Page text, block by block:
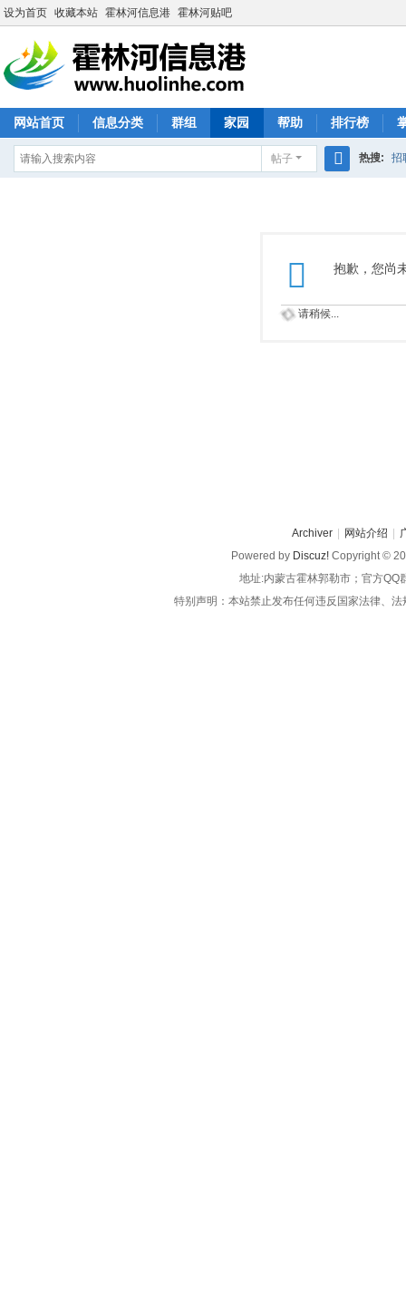
设为首页 收藏本站 霍林河信息港 霍林河贴吧
网站首页 信息分类 群组 家园 帮助 排行榜
帖子 热搜: 招
抱歉，您尚
请稍候...
Archiver 网站介绍
Powered by Discuz! Copyright ©
地址:内蒙古霍林郭勒市；官方QQ
特别声明：本站禁止发布任何违反国家法律、